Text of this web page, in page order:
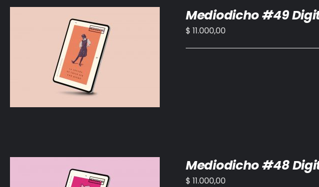
AÑADIR AL CARRITO /
Mediodicho #49
$ 11.000,00
Mediodicho #48
$ 11.000,00